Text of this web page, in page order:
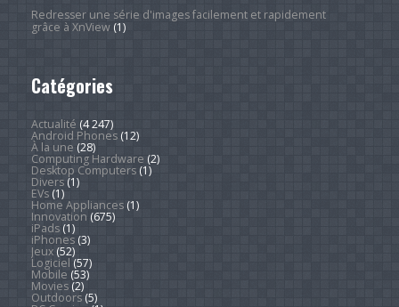
Redresser une série d'images facilement et rapidement
grâce à XnView(1)
Catégories
Actualité (4 247)
Android Phones(12)
À la une (28)
Computing Hardware (2)
Desktop Computers(1)
Divers(1)
EVs(1)
Home Appliances(1)
Innovation (675)
iPads(1)
iPhones(3)
Jeux(52)
Logiciel (57)
Mobile (53)
Movies(2)
Outdoors(5)